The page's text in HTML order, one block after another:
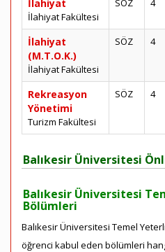
İlahiyat
İlahiyat Fakültesi
SÖZ 4
İlahiyat
(M.T.O.K.)
İlahiyat Fakültesi
SÖZ 4
Rekreasyon
Yönetimi
Turizm Fakültesi
SÖZ 4
Balıkesir Üniversitesi
Balıkesir Üniversitesi
Bölümleri
Balıkesir Üniversitesi Temel
öğrenci kabul eden bölümleri